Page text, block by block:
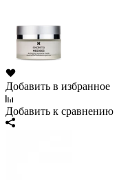
Добавить в избранное
Добавить к сравнению